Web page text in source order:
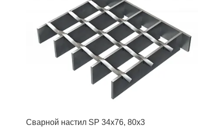
Сварной настил SP 34х76, 80х3